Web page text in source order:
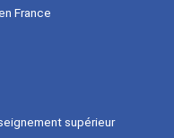
France
supérieur